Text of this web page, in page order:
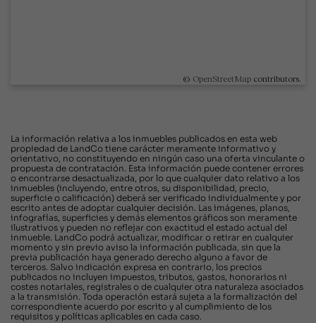
© OpenStreetMap contributors.
La información relativa a los inmuebles publicados en esta web
propiedad de LandCo tiene carácter meramente informativo y
orientativo, no constituyendo en ningún caso una oferta vinculante o
propuesta de contratación. Esta información puede contener errores
o encontrarse desactualizada, por lo que cualquier dato relativo a los
inmuebles (incluyendo, entre otros, su disponibilidad, precio,
superficie o calificación) deberá ser verificado individualmente y por
escrito antes de adoptar cualquier decisión. Las imágenes, planos,
infografías, superficies y demás elementos gráficos son meramente
ilustrativos y pueden no reflejar con exactitud el estado actual del
inmueble. LandCo podrá actualizar, modificar o retirar en cualquier
momento y sin previo aviso la información publicada, sin que la
previa publicación haya generado derecho alguno a favor de
terceros. Salvo indicación expresa en contrario, los precios
publicados no incluyen impuestos, tributos, gastos, honorarios ni
costes notariales, registrales o de cualquier otra naturaleza asociados
a la transmisión. Toda operación estará sujeta a la formalización del
correspondiente acuerdo por escrito y al cumplimiento de los
requisitos y políticas aplicables en cada caso.